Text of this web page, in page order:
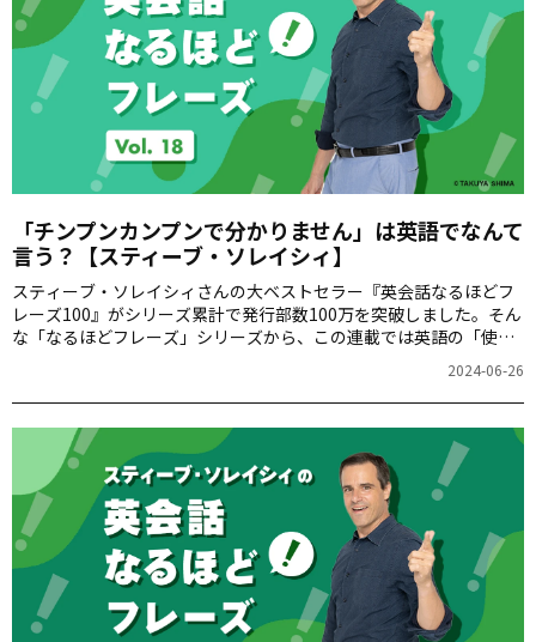
「チンプンカンプンで分かりません」は英語でなんて
言う？【スティーブ・ソレイシィ】
スティーブ・ソレイシィさんの大ベストセラー『英会話なるほどフ
レーズ100』がシリーズ累計で発行部数100万を突破しました。そん
な「なるほどフレーズ」シリーズから、この連載では英語の「使え
る裏技」を毎週ご紹介します。第18回は「チンプンカンプンでわか
2024-06-26